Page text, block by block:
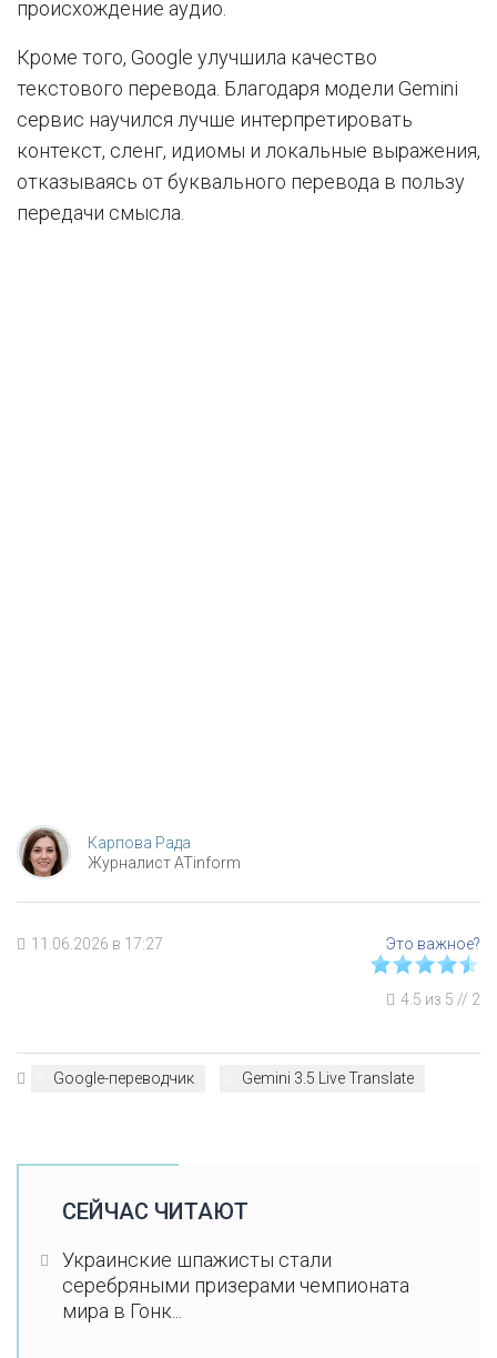
происхождение аудио.
Кроме того, Google улучшила качество
текстового перевода. Благодаря модели Gemini
сервис научился лучше интерпретировать
контекст, сленг, идиомы и локальные выражения,
отказываясь от буквального перевода в пользу
передачи смысла.
Карпова Рада
Журналист ATinform
11.06.2026 в 17:27
4.5 из 5 // 2
Google-переводчик Gemini 3.5 Live Translate
СЕЙЧАС ЧИТАЮТ
Украинские шпажисты стали
серебряными призерами чемпионата
мира в Гонк...